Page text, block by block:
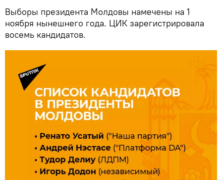
Выборы президента Молдовы намечены на 1
ноября нынешнего года. ЦИК зарегистрировала
восемь кандидатов.